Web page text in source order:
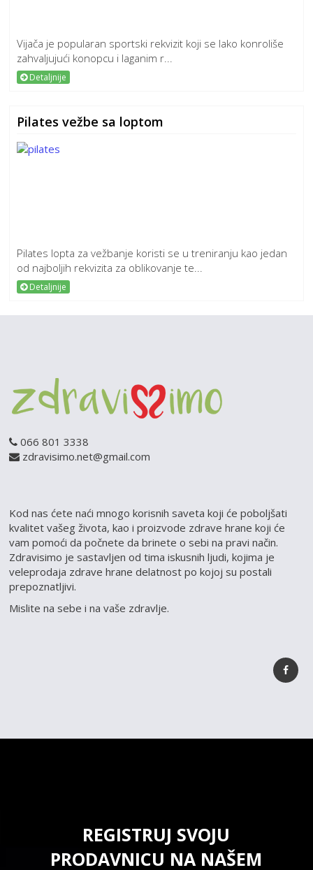
Vijača je popularan sportski rekvizit koji se lako konroliše
zahvaljujući konopcu i laganim r...
Detaljnije
Pilates vežbe sa loptom
Pilates lopta za vežbanje koristi se u treniranju kao jedan
od najboljih rekvizita za oblikovanje te...
Detaljnije
066 801 3338
zdravisimo.net@gmail.com
Kod nas ćete naći mnogo korisnih saveta koji će poboljšati
kvalitet vašeg života, kao i proizvode zdrave hrane koji će
vam pomoći da počnete da brinete o sebi na pravi način.
Zdravisimo je sastavljen od tima iskusnih ljudi, kojima je
veleprodaja zdrave hrane delatnost po kojoj su postali
prepoznatljivi.
Mislite na sebe i na vaše zdravlje.
REGISTRUJ SVOJU
PRODAVNICU NA NAŠEM